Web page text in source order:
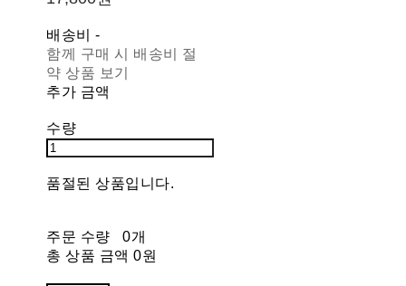
배송비-
함께 구매 시 배송비 절
약 상품 보기
추가 금액
수량
품절된 상품입니다.
주문 수량
0개
총 상품 금액 0원